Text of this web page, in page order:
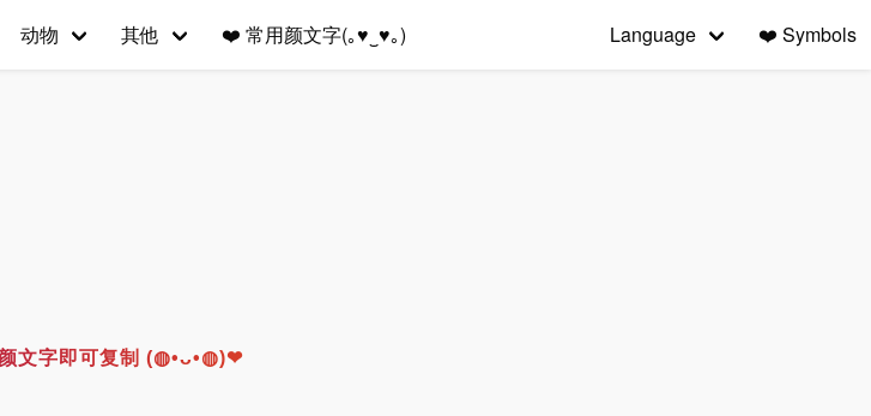
动物 其他 ❤️ 常用颜文字(｡♥‿♥｡) Language ❤️ Symbols
文字即可复制 (◍•ᴗ•◍)❤